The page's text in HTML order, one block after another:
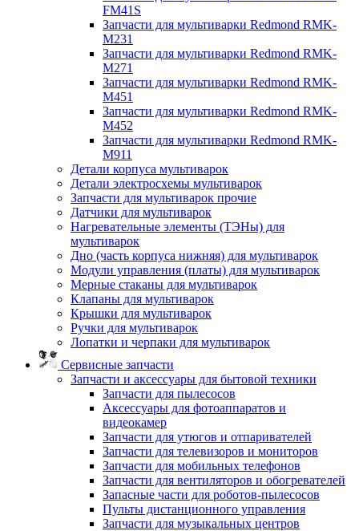
FM41S
Запчасти для мультиварки Redmond RMK-
M231
Запчасти для мультиварки Redmond RMK-
M271
Запчасти для мультиварки Redmond RMK-
M451
Запчасти для мультиварки Redmond RMK-
M452
Запчасти для мультиварки Redmond RMK-
M911
Детали корпуса мультиварок
Детали электросхемы мультиварок
Запчасти для мультиварок прочие
Датчики для мультиварок
Нагревательные элементы (ТЭНы) для
мультиварок
Дно (часть корпуса нижняя) для мультиварок
Модули управления (платы) для мультиварок
Мерные стаканы для мультиварок
Клапаны для мультиварок
Крышки для мультиварок
Ручки для мультиварок
Лопатки и черпаки для мультиварок
Сервисные запчасти
Запчасти и аксессуары для бытовой техники
Запчасти для пылесосов
Аксессуары для фотоаппаратов и
видеокамер
Запчасти для утюгов и отпаривателей
Запчасти для телевизоров и мониторов
Запчасти для мобильных телефонов
Запчасти для вентиляторов и обогревателей
Запасные части для роботов-пылесосов
Пульты дистанционного управления
Запчасти для музыкальных центров